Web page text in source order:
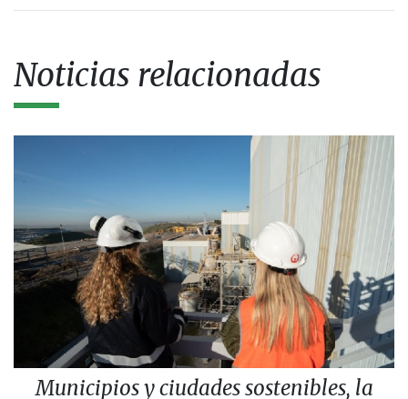
Noticias relacionadas
Municipios y ciudades sostenibles, la